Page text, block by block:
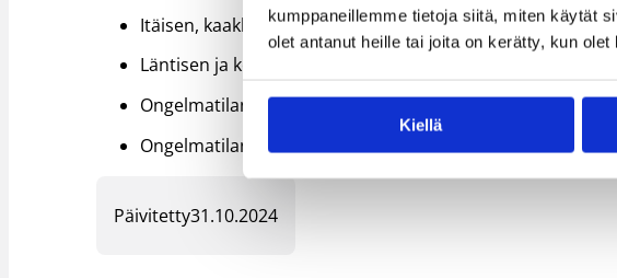
kumppaneillemme tietoja siitä, miten käytät
olet antanut heille tai joita on kerätty, kun
Kiellä
Itäisen, kaakkoisen ja pohjoisen alueen sarjat; Jukka Pyrrö
Läntisen ja keskisen alueen sarjat; Harri Jussila
Ongelmatilanteet eLSA-sarjanhallinnassa;elsa@basket.fi
Ongelmatilanteet eSCO-pöytäkirjasovelluksessa;
Päivitetty31.10.2024